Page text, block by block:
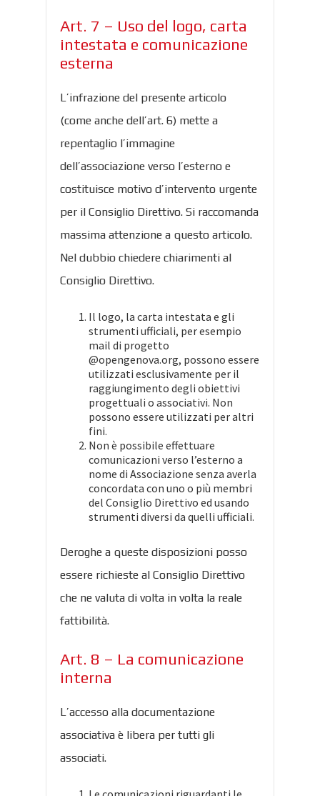
Art. 7 – Uso del logo, carta
intestata e comunicazione
esterna
L’infrazione del presente articolo
(come anche dell’art. 6) mette a
repentaglio l’immagine
dell’associazione verso l’esterno e
costituisce motivo d’intervento urgente
per il Consiglio Direttivo. Si raccomanda
massima attenzione a questo articolo.
Nel dubbio chiedere chiarimenti al
Consiglio Direttivo.
Il logo, la carta intestata e gli
strumenti ufficiali, per esempio
mail di progetto
@opengenova.org, possono essere
utilizzati esclusivamente per il
raggiungimento degli obiettivi
progettuali o associativi. Non
possono essere utilizzati per altri
fini.
Non è possibile effettuare
comunicazioni verso l’esterno a
nome di Associazione senza averla
concordata con uno o più membri
del Consiglio Direttivo ed usando
strumenti diversi da quelli ufficiali.
Deroghe a queste disposizioni posso
essere richieste al Consiglio Direttivo
che ne valuta di volta in volta la reale
fattibilità.
Art. 8 – La comunicazione
interna
L’accesso alla documentazione
associativa è libera per tutti gli
associati.